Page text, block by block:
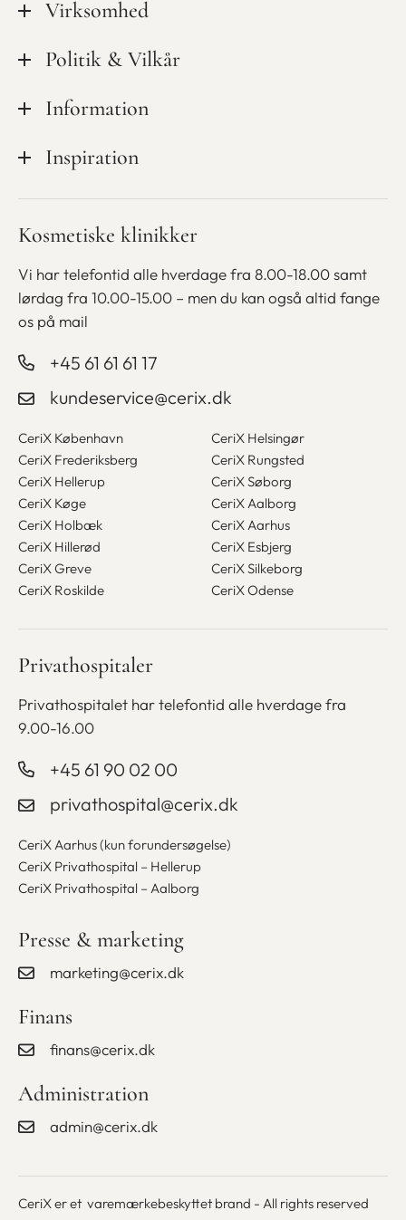
Virksomhed
Tilsynsrapporter
Mød personalet
Politik & Vilkår
Privatlivspolitik
Handelsbetingelser
Information
Kampagner
Udstyr
Finansiering
Bliv kosmetisk sygeplejerske
Inspiration
Medlemsskab
Kosmetiske klinikker
Vi har telefontid alle hverdage fra 8.00-18.00 samt
lørdag fra 10.00-15.00 – men du kan også altid fange
os på mail
+45 61 61 61 17
kundeservice@cerix.dk
CeriX København
CeriX Frederiksberg
CeriX Hellerup
CeriX Køge
CeriX Holbæk
CeriX Hillerød
CeriX Greve
CeriX Roskilde
CeriX Helsingør
CeriX Rungsted
CeriX Søborg
CeriX Aalborg
CeriX Aarhus
CeriX Esbjerg
CeriX Silkeborg
CeriX Odense
Privathospitaler
Privathospitalet har telefontid alle hverdage fra
9.00-16.00
+45 61 90 02 00
privathospital@cerix.dk
CeriX Aarhus (kun forundersøgelse)
CeriX Privathospital – Hellerup
CeriX Privathospital – Aalborg
Presse & marketing
marketing@cerix.dk
Finans
finans@cerix.dk
Administration
admin@cerix.dk
CeriX er et varemærkebeskyttet brand - All rights reserved